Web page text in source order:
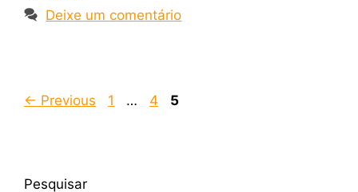
Deixe um comentário
← Previous 1 … 4 5
Pesquisar